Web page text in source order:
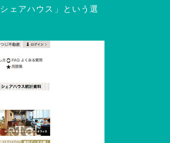
ェアハウス」という選